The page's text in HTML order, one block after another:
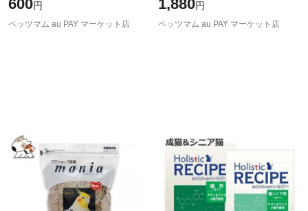
600円
ペッツマム au PAY マーケット店
1,880円
ペッツマム au PAY マーケット店